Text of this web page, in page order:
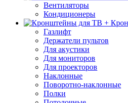
Вентиляторы
Кондиционеры
Газлифт
Держатели пультов
Для акустики
Для мониторов
Для проекторов
Наклонные
Поворотно-наклонные
Полки